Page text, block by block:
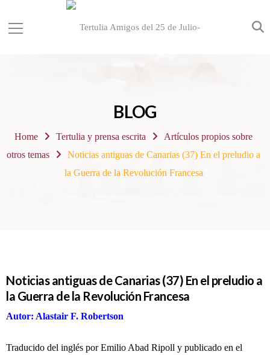
BLOG
Home Tertulia y prensa escrita
Artículos propios sobre
otros temas
Noticias antiguas de Canarias (37) En el preludio a
la Guerra de la Revolución Francesa
Noticias antiguas de Canarias (37) En el preludio a
la Guerra de la Revolución Francesa
Autor: Alastair F. Robertson
Traducido del inglés por Emilio Abad Ripoll y publicado en el